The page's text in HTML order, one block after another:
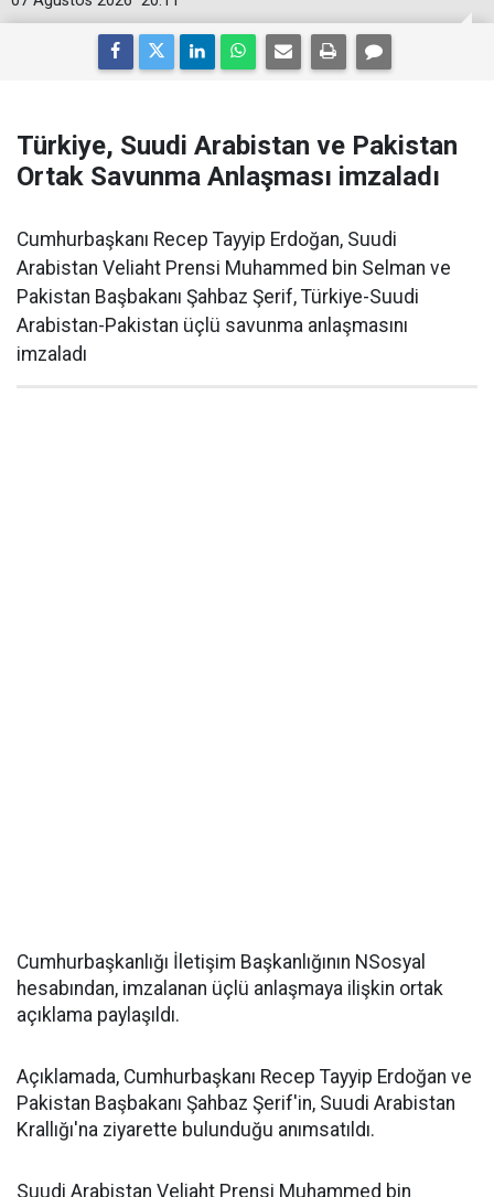
Türkiye, Suudi Arabistan ve Pakistan
Ortak Savunma Anlaşması imzaladı
Cumhurbaşkanı Recep Tayyip Erdoğan, Suudi
Arabistan Veliaht Prensi Muhammed bin Selman ve
Pakistan Başbakanı Şahbaz Şerif, Türkiye-Suudi
Arabistan-Pakistan üçlü savunma anlaşmasını
imzaladı
Cumhurbaşkanlığı İletişim Başkanlığının NSosyal
hesabından, imzalanan üçlü anlaşmaya ilişkin ortak
açıklama paylaşıldı.
Açıklamada, Cumhurbaşkanı Recep Tayyip Erdoğan ve
Pakistan Başbakanı Şahbaz Şerif'in, Suudi Arabistan
Krallığı'na ziyarette bulunduğu anımsatıldı.
Suudi Arabistan Veliaht Prensi Muhammed bin